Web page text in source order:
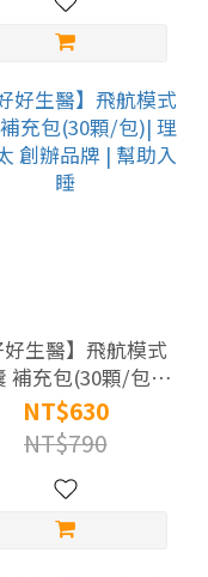
好生醫】飛航模式
補充包(30顆/包)|
太太 創辦品牌 | 幫
助入睡
NT$630
NT$790